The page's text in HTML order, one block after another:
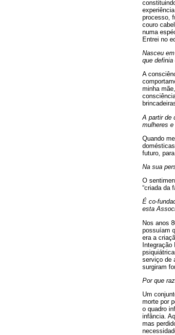
processo,
couro
numa
Entrei no
Nasceu
que
A
minha
A partir de
mulheres
Quando
futuro,
Na sua
O
“criada da
É co-
esta
Nos anos
possuíam
era a
Integração
serviço de
surgiram
Por que
Um
morte por
o quadro
infância.
mas